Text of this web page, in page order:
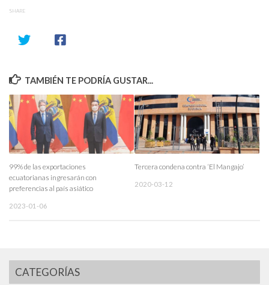
SHARE
TAMBIÉN TE PODRÍA GUSTAR...
99% de las exportaciones
ecuatorianas ingresarán con
preferencias al país asiático
2023-01-06
Tercera condena contra ‘El Mangajo’
2020-03-12
CATEGORÍAS